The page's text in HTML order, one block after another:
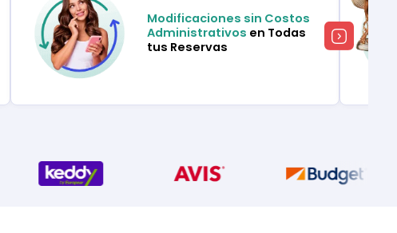
Modificaciones sin Costos
Administrativos en Todas
tus Reservas